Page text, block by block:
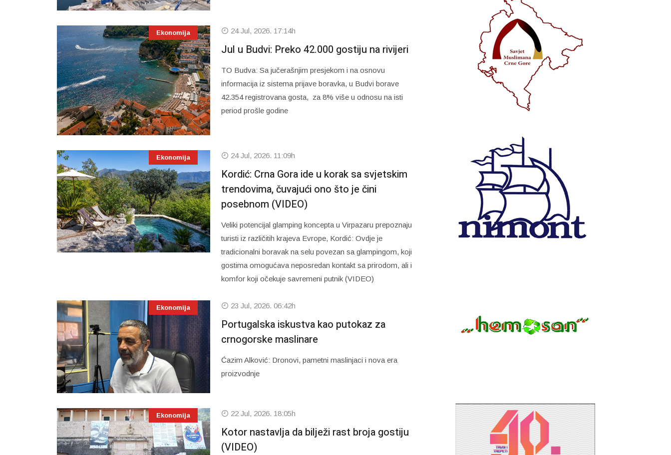
Ekonomija 24 Jul, 2026. 17:14h
Jul u Budvi: Preko 42.000 gostiju na rivijeri
TO Budva: Sa jučerašnjim presjekom i na osnovu
informacija iz sistema prijave boravka, u Budvi borave
42.354 registrovana gosta, za 8% više u odnosu na isti
period prošle godine
Ekonomija 24 Jul, 2026. 11:09h
Kordić: Crna Gora ide u korak sa svjetskim
trendovima, čuvajući ono što je čini
posebnom (VIDEO)
Veliki potencijal glamping koncepta u Virpazaru prepoznaju
turisti iz različitih krajeva Evrope, Kordić: Ovdje je
tradicionalni boravak na selu povezan sa glampingom, koji
gostima omogućava neposredan kontakt sa prirodom, ali i
komfor koji očekuje savremeni putnik (VIDEO)
Ekonomija 23 Jul, 2026. 06:42h
Portugalska iskustva kao putokaz za
crnogorske maslinare
Ćazim Alković: Dronovi, pametni maslinjaci i nova era
proizvodnje
Ekonomija 22 Jul, 2026. 18:05h
Kotor nastavlja da bilježi rast broja gostiju
(VIDEO)